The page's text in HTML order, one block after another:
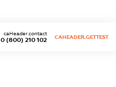
0 (800) 210 102
caHeader.contact
CAHEADER.GETTEST